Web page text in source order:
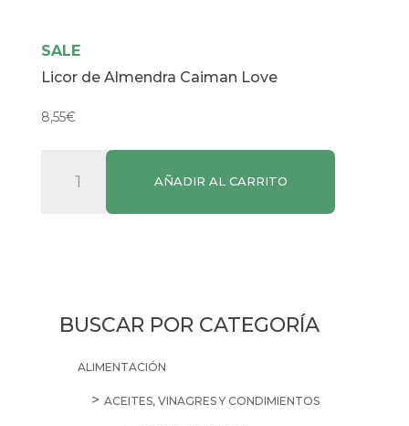
SALE
Licor de Almendra Caiman Love
8,55€
Almendra
AÑADIR AL CARRITO
BUSCAR POR CATEGORÍA
ALIMENTACIÓN
ACEITES, VINAGRES Y CONDIMIENTOS